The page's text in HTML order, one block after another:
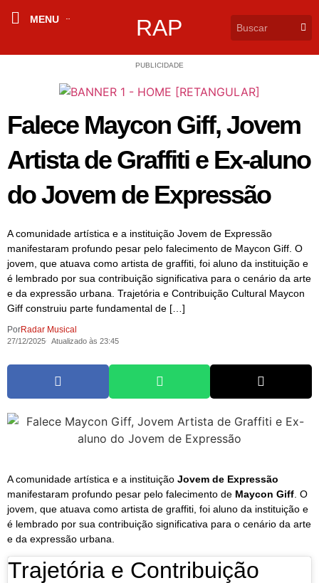
MENU RAP
PUBLICIDADE
Falece Maycon Giff, Jovem
Artista de Graffiti e Ex-aluno
do Jovem de Expressão
A comunidade artística e a instituição Jovem de Expressão
manifestaram profundo pesar pelo falecimento de Maycon Giff. O
jovem, que atuava como artista de graffiti, foi aluno da instituição e
é lembrado por sua contribuição significativa para o cenário da arte
e da expressão urbana. Trajetória e Contribuição Cultural Maycon
Giff construiu parte fundamental de […]
PorRadar Musical
27/12/2025 Atualizado às 23:45
A comunidade artística e a instituição Jovem de Expressão
manifestaram profundo pesar pelo falecimento de Maycon Giff . O
jovem, que atuava como artista de graffiti, foi aluno da instituição e
é lembrado por sua contribuição significativa para o cenário da arte
e da expressão urbana.
Trajetória e Contribuição